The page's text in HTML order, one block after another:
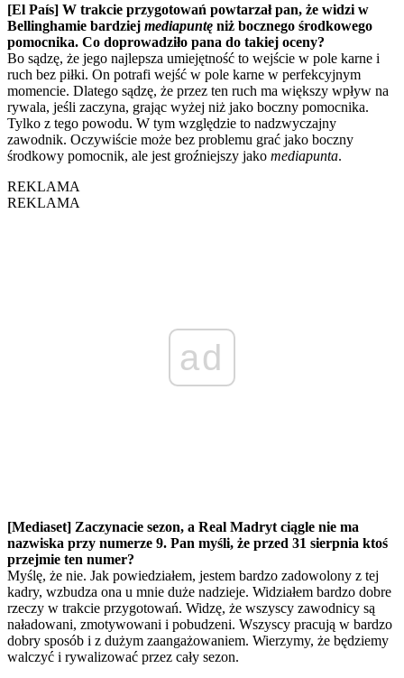
[El País] W trakcie przygotowań powtarzał pan, że widzi w
Bellinghamie bardziej mediapuntę niż bocznego środkowego
pomocnika. Co doprowadziło pana do takiej oceny?
Bo sądzę, że jego najlepsza umiejętność to wejście w pole karne i
ruch bez piłki. On potrafi wejść w pole karne w perfekcyjnym
momencie. Dlatego sądzę, że przez ten ruch ma większy wpływ na
rywala, jeśli zaczyna, grając wyżej niż jako boczny pomocnika.
Tylko z tego powodu. W tym względzie to nadzwyczajny
zawodnik. Oczywiście może bez problemu grać jako boczny
środkowy pomocnik, ale jest groźniejszy jako mediapunta.
REKLAMA
REKLAMA
ad
[Mediaset] Zaczynacie sezon, a Real Madryt ciągle nie ma
nazwiska przy numerze 9. Pan myśli, że przed 31 sierpnia ktoś
przejmie ten numer?
Myślę, że nie. Jak powiedziałem, jestem bardzo zadowolony z tej
kadry, wzbudza ona u mnie duże nadzieje. Widziałem bardzo dobre
rzeczy w trakcie przygotowań. Widzę, że wszyscy zawodnicy są
naładowani, zmotywowani i pobudzeni. Wszyscy pracują w bardzo
dobry sposób i z dużym zaangażowaniem. Wierzymy, że będziemy
walczyć i rywalizować przez cały sezon.